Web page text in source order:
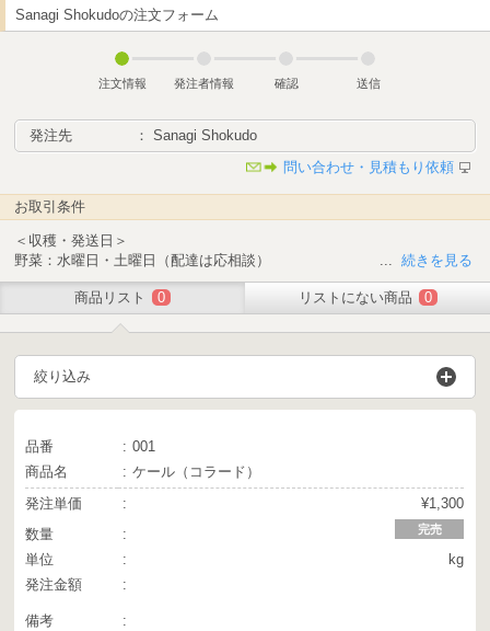
Sanagi Shokudoの注文フォーム
注文情報 発注者情報 確認 送信
発注先
： Sanagi Shokudo
問い合わせ・見積もり依頼
お取引条件
＜収穫・発送日＞
野菜：水曜日・土曜日（配達は応相談）
卵：毎日（配達は応相談）
鶏肉：毎日
＜配送方法＞
日本郵便または直接配達（応相談）
※天候や虫の発生等により発注分の収穫ができない場合があります
※リストは予告なく変更することがあります
... 続きを見る
商品リスト 0 リストにない商品 0
絞り込み
品番
001
商品名
ケール（コラード）
発注単価
¥1,300
数量
完売
単位
kg
発注金額
備考